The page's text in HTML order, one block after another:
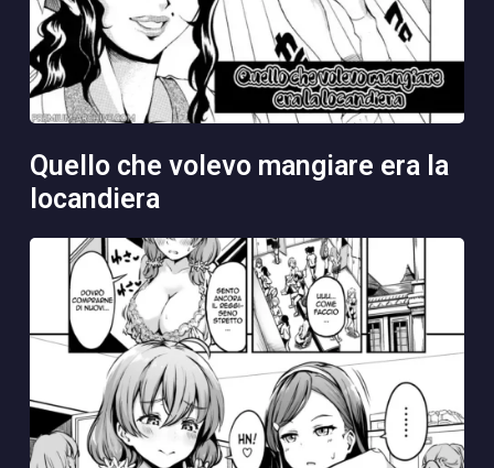
quello che volevo mangiare era la
locandiera